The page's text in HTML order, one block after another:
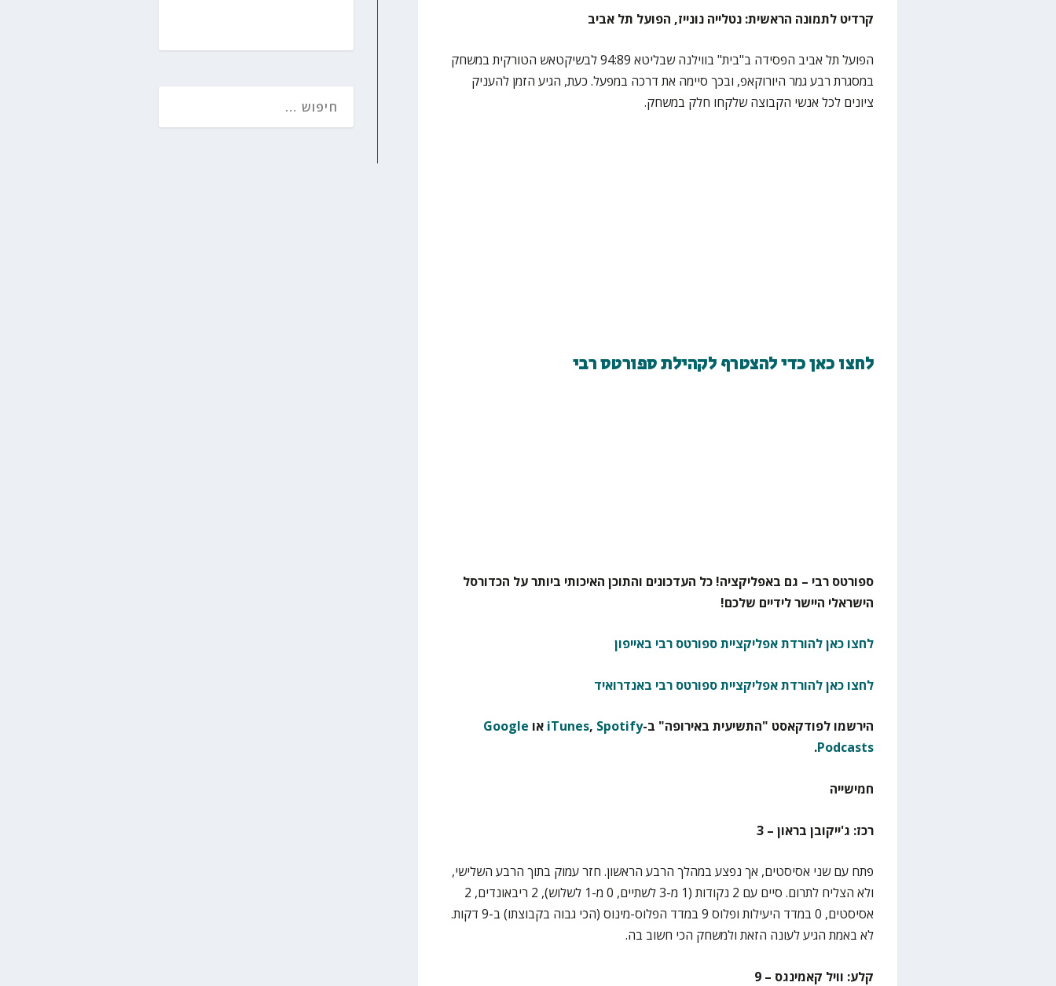
קרדיט לתמונה הראשית: נטלייה נונייז, הפועל תל אביב
הפועל תל אביב הפסידה ב"בית" בווילנה שבליטא 94:89 לבשיקטאש הטורקית במשחק
במסגרת רבע גמר היורוקאפ, ובכך סיימה את דרכה במפעל. כעת, הגיע הזמן להעניק
ציונים לכל אנשי הקבוצה שלקחו חלק במשחק.
לחצו כאן כדי להצטרף לקהילת ספורטס רבי
ספורטס רבי – גם באפליקציה! כל העדכונים והתוכן האיכותי ביותר על הכדורסל
הישראלי היישר לידיים שלכם!
לחצו כאן להורדת אפליקציית ספורטס רבי באייפון
לחצו כאן להורדת אפליקציית ספורטס רבי באנדרואיד
הירשמו לפודקאסט "התשיעית באירופה" ב- iTunes, Spotify או Google
Podcasts
.
חמישייה
רכז: ג'ייקובן בראון – 3
פתח עם שני אסיסטים, אך נפצע במהלך הרבע הראשון. חזר עמוק בתוך הרבע השלישי,
ולא הצליח לתרום. סיים עם 2 נקודות (1 מ-3 לשתיים, 0 מ-1 לשלוש), 2 ריבאונדים, 2
אסיסטים, 0 במדד היעילות ופלוס 9 במדד הפלוס-מינוס (הכי גבוה בקבוצתו) ב-9 דקות.
לא באמת הגיע לעונה הזאת ולמשחק הכי חשוב בה.
קלע: וויל קאמינגס – 9